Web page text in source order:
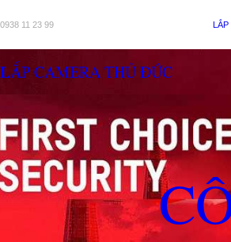
0938 11 23 99 LẮP
LẮP CAMERA THỦ ĐỨC